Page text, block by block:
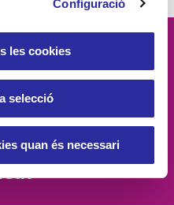
Configuració
les cookies
selecció
quan és necessari
de les
social
i la